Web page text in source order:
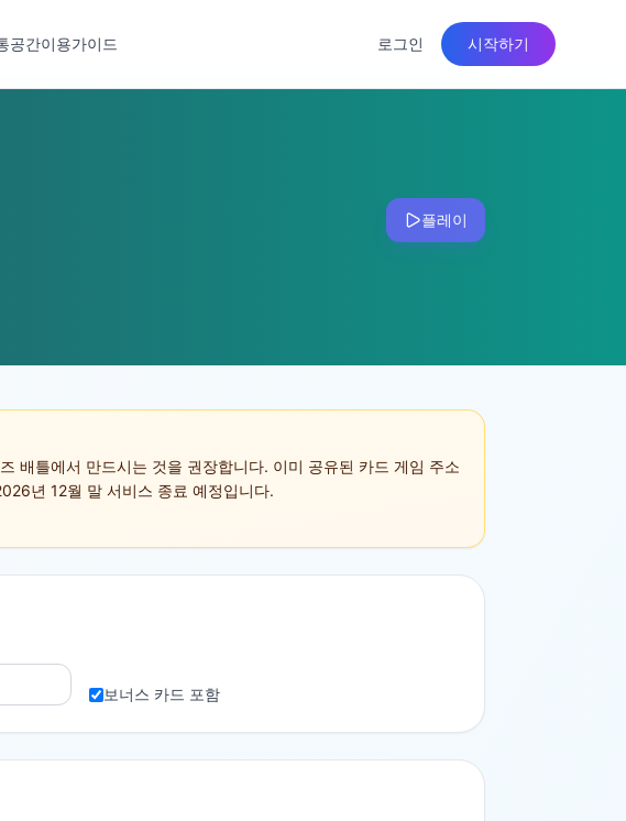
공간이용가이드 로그인 시작하기
플레이
배틀에서 만드시는 것을 권장합니다. 이미 공유된 카드 게임 주소
년 12월 말 서비스 종료 예정입니다.
보너스 카드 포함